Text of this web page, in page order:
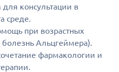
консультации в
среде.
при возрастных
Альцгеймера).
фармакологии и